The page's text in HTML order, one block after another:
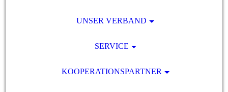
UNSER VERBAND
SERVICE
KOOPERATIONSPARTNER